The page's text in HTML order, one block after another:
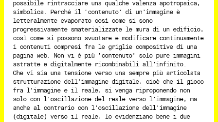
possibile rintracciare una qualche valenza apotropaica,
simbolica. Perché il ‘contenuto’ di un’immagine è
letteralmente evaporato così come si sono
progressivamente smaterializzate le mura di un edificio,
così come si possono svuotare e modificare continuamente
i contenuti compresi fra le griglie compositive di una
pagina web. Non vi è più ‘contenuto’ solo pure immagini
astratte e digitalmente ricombinabili all’infinito.
Che vi sia una tensione verso una sempre più articolata
strutturazione dell’immagine digitale, cioè che il gioco
fra l’immagine e il reale, si venga riproponendo non
solo con l’oscillazione del reale verso l’immagine, ma
anche al contrario con l’oscillazione dell’immagine
(digitale) verso il reale, lo evidenziano bene i due